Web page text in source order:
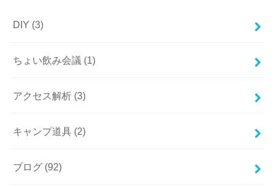
DIY (3)
ちょい飲み会議 (1)
アクセス解析 (3)
キャンプ道具 (2)
ブログ (92)